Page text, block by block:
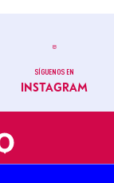
SÍGUENOS EN
INSTAGRAM